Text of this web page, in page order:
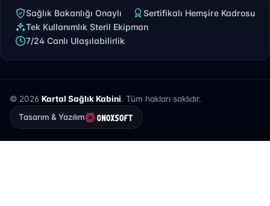
Sağlık Bakanlığı Onaylı
Sertifikalı Hemşire Kadrosu
Tek Kullanımlık Steril Ekipman
7/24 Canlı Ulaşılabilirlik
© 2026 Kartal Sağlık Kabini. Tüm hakları saklıdır.
Tasarım & Yazılım